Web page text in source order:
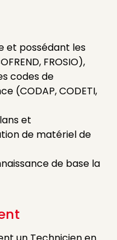
et possédant les
FROSIO),
codes de
(CODAP, CODETI,
et
de matériel de
de base la